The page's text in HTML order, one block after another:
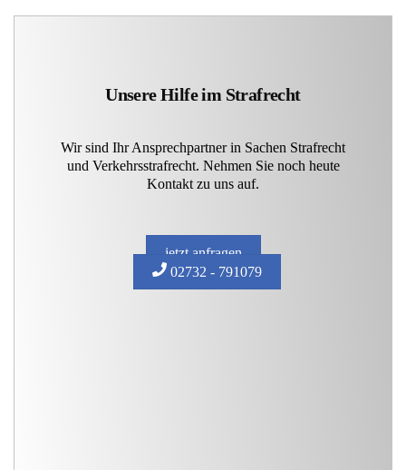
Unsere Hilfe im Strafrecht
Wir sind Ihr Ansprechpartner in Sachen Strafrecht
und Verkehrsstrafrecht. Nehmen Sie noch heute
Kontakt zu uns auf.
jetzt anfragen
02732 - 791079